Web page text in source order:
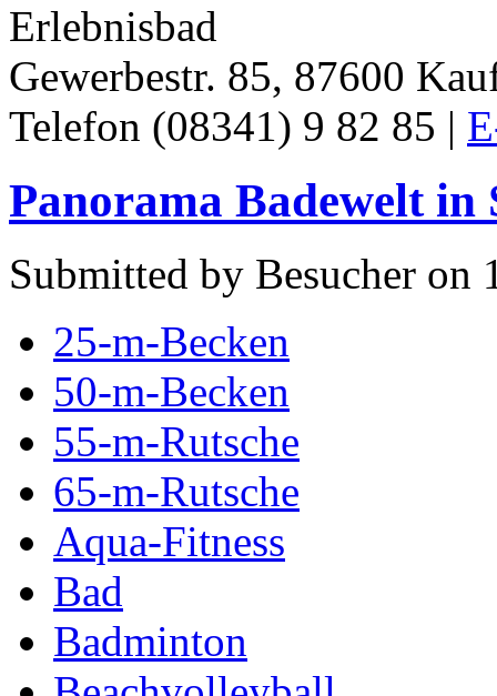
Erlebnisbad
Gewerbestr. 85, 87600
Telefon (08341) 9 82 85 |
Panorama Badewelt
Submitted by Besucher on
25-m-Becken
50-m-Becken
55-m-Rutsche
65-m-Rutsche
Aqua-Fitness
Bad
Badminton